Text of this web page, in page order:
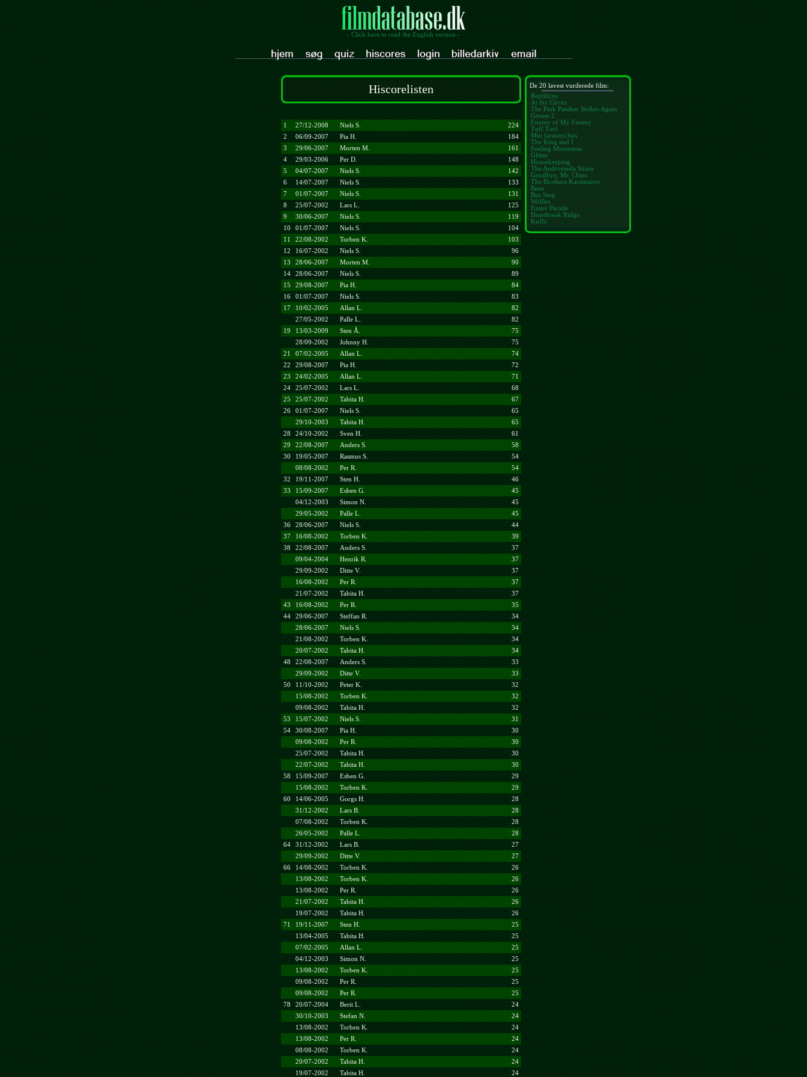
- Click here to read the English version -
Hiscorelisten
1 27/12-2008 Niels S.
224
2
06/09-2007 Pia H.
184
3
29/06-2007 Morten M.
161
4
29/03-2006 Per D.
148
5
04/07-2007 Niels S.
142
6
14/07-2007 Niels S.
133
7
01/07-2007 Niels S.
131
8
25/07-2002 Lars L.
125
9
30/06-2007 Niels S.
119
10
01/07-2007 Niels S.
104
11
22/08-2002 Torben K.
103
12
16/07-2002 Niels S.
96
13
28/06-2007 Morten M.
90
14
28/06-2007 Niels S.
89
15
29/08-2007 Pia H.
84
16
01/07-2007 Niels S.
83
17
10/02-2005 Allan L.
82
27/05-2002
Palle L.
82
19
13/03-2009 Sten Å.
75
28/09-2002
Johnny H.
75
21
07/02-2005 Allan L.
74
22
29/08-2007 Pia H.
72
23
24/02-2005 Allan L.
71
24
25/07-2002 Lars L.
68
25
25/07-2002 Tabita H.
67
26
01/07-2007 Niels S.
65
29/10-2003
Tabita H.
65
28
24/10-2002 Sven H.
61
29
22/08-2007 Anders S.
58
30
19/05-2007 Rasmus S.
54
08/08-2002
Per R.
54
32
19/11-2007 Sten H.
46
33
15/09-2007 Esben G.
45
04/12-2003
Simon N.
45
29/05-2002
Palle L.
45
36
28/06-2007 Niels S.
44
37
16/08-2002 Torben K.
39
38
22/08-2007 Anders S.
37
09/04-2004
Henrik R.
37
29/09-2002
Ditte V.
37
16/08-2002
Per R.
37
21/07-2002
Tabita H.
37
43
16/08-2002 Per R.
35
44
29/06-2007 Steffan R.
34
28/06-2007
Niels S.
34
21/08-2002
Torben K.
34
20/07-2002
Tabita H.
34
48
22/08-2007 Anders S.
33
29/09-2002
Ditte V.
33
50
11/10-2002 Peter K.
32
15/08-2002
Torben K.
32
09/08-2002
Tabita H.
32
53
15/07-2002 Niels S.
31
54
30/08-2007 Pia H.
30
09/08-2002
Per R.
30
25/07-2002
Tabita H.
30
22/07-2002
Tabita H.
30
58
15/09-2007 Esben G.
29
15/08-2002
Torben K.
29
60
14/06-2005 Gorgs H.
28
31/12-2002
Lars B.
28
07/08-2002
Torben K.
28
26/05-2002
Palle L.
28
64
31/12-2002 Lars B.
27
29/09-2002
Ditte V.
27
66
14/08-2002 Torben K.
26
13/08-2002
Torben K.
26
13/08-2002
Per R.
26
21/07-2002
Tabita H.
26
19/07-2002
Tabita H.
26
71
19/11-2007 Sten H.
25
13/04-2005
Tabita H.
25
07/02-2005
Allan L.
25
04/12-2003
Simon N.
25
13/08-2002
Torben K.
25
09/08-2002
Per R.
25
09/08-2002
Per R.
25
78
20/07-2004 Berit L.
24
30/10-2003
Stefan N.
24
13/08-2002
Torben K.
24
13/08-2002
Per R.
24
08/08-2002
Torben K.
24
20/07-2002
Tabita H.
24
19/07-2002
Tabita H. 24
De 20 lavest vurderede film:
Reptilicus
At the Circus
The Pink Panther Strikes Again
Grease 2
Enemy of My Enemy
Tuff Turf
Min farmors hus
The King and I
Feeling Minnesota
Glitter
Housekeeping
The Andromeda Strain
Goodbye, Mr. Chips
The Brothers Karamazov
Bean
Bus Stop
Wolfen
Easter Parade
Heartbreak Ridge
Kuffs